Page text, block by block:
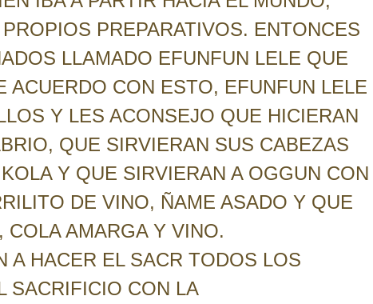
PREPARATIVOS. ENTONCES
LLAMADO EFUNFUN LELE QUE
ACUERDO CON ESTO, EFUNFUN LELE
Y LES ACONSEJO QUE HICIERAN
QUE SIRVIERAN SUS CABEZAS
Y QUE SIRVIERAN A OGGUN CON
DE VINO, ÑAME ASADO Y QUE
AMARGA Y VINO.
A HACER EL SACR TODOS LOS
SACRIFICIO CON LA